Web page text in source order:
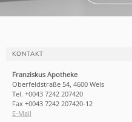
KONTAKT
Franziskus Apotheke
Oberfeldstraße 54, 4600 Wels
Tel. +0043 7242 207420
Fax +0043 7242 207420-12
E-Mail